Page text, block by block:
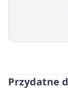
Przydatne